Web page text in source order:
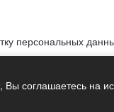
персональных
Вы соглашаетесь на